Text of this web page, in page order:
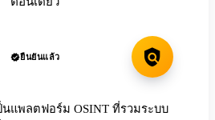
ยืนยันแล้ว
นแพลตฟอร์ม OSINT ที่รวมระบบ